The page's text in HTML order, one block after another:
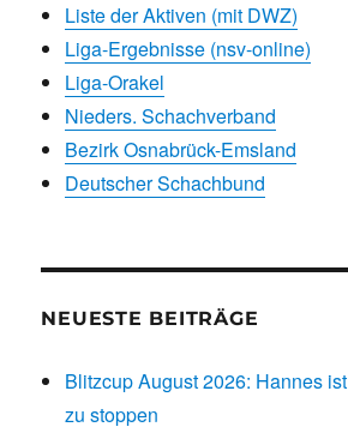
Liste der Aktiven (mit DWZ)
Liga-Ergebnisse (nsv-online)
Liga-Orakel
Nieders. Schachverband
Bezirk Osnabrück-Emsland
Deutscher Schachbund
NEUESTE BEITRÄGE
Blitzcup August 2026: Hannes
zu stoppen